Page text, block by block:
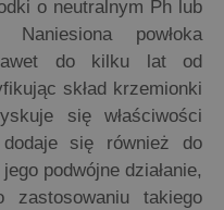
o neutralnym Ph lub
powłoka
do kilku lat od
skład krzemionki
się właściwości
dodaje się również do
podwójne działanie,
takiego